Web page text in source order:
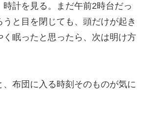
計を見る。まだ午前2時台だっ
と目を閉じても、頭だけが起き
く眠ったと思ったら、次は明け方
、布団に入る時刻そのものが気に